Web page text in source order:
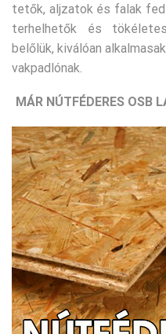
tetők, aljzatok és falak
terhelhetők és
belőlük, kiválóan
vakpadlónak.
MÁR NÚTFÉDERES OSB